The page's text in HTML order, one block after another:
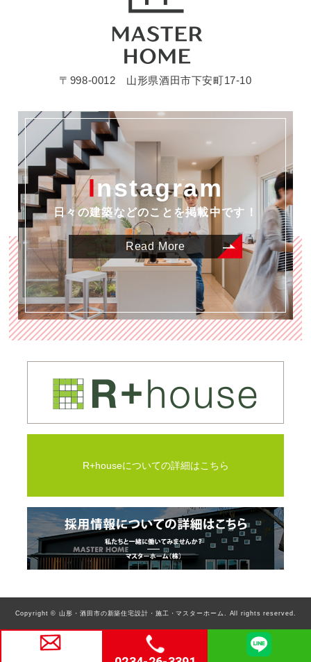
〒998-0012 山形県酒田市下安町17-10
Instagram
日々の建築などのことを掲載中です！
Read More
R+houseについての詳細はこちら
Copyright © 山形・酒田市の新築住宅設計・施工・マスターホーム. All rights reserved.